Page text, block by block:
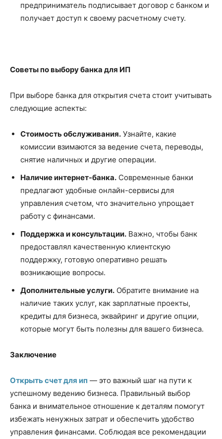
предприниматель подписывает договор с банком и
получает доступ к своему расчетному счету.
Советы по выбору банка для ИП
При выборе банка для открытия счета стоит учитывать
следующие аспекты:
Стоимость обслуживания. Узнайте, какие
комиссии взимаются за ведение счета, переводы,
снятие наличных и другие операции.
Наличие интернет-банка. Современные банки
предлагают удобные онлайн-сервисы для
управления счетом, что значительно упрощает
работу с финансами.
Поддержка и консультации. Важно, чтобы банк
предоставлял качественную клиентскую
поддержку, готовую оперативно решать
возникающие вопросы.
Дополнительные услуги. Обратите внимание на
наличие таких услуг, как зарплатные проекты,
кредиты для бизнеса, эквайринг и другие опции,
которые могут быть полезны для вашего бизнеса.
Заключение
Открыть счет для ип — это важный шаг на пути к
успешному ведению бизнеса. Правильный выбор
банка и внимательное отношение к деталям помогут
избежать ненужных затрат и обеспечить удобство
управления финансами. Соблюдая все рекомендации